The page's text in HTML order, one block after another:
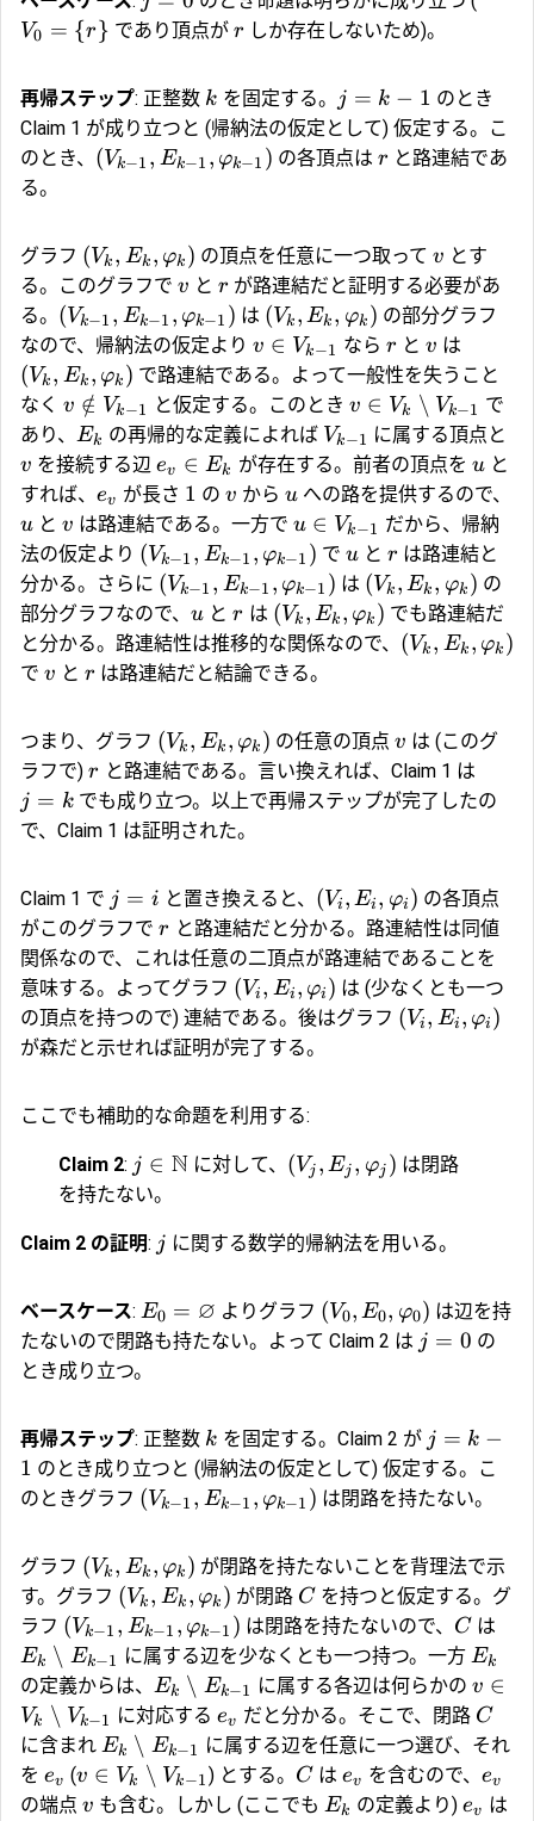
V0 = {r} であり頂点が r しか存在しないため)。
再帰ステップ: 正整数 k を固定する。 j = k − 1 のとき
Claim 1 が成り立つと (帰納法の仮定として) 仮定する。こ
のとき、 (Vk−1 , Ek−1 , φk−1 ) の各頂点は r と路連結であ
る。
グラフ (Vk , Ek , φk ) の頂点を任意に一つ取って v とす
る。このグラフで v と r が路連結だと証明する必要があ
る。 (Vk−1 , Ek−1 , φk−1 ) は (Vk , Ek , φk ) の部分グラフ
なので、帰納法の仮定より v ∈ Vk−1 なら r とv は
(Vk , Ek , φk ) で路連結である。よって一般性を失うこと
なく v ∈
/ Vk−1 と仮定する。このとき v ∈ Vk ∖ Vk−1 で
あり、
Ek の再帰的な定義によれば Vk−1 に属する頂点と
v を接続する辺 ev ∈ Ek が存在する。前者の頂点を uと
すれば、 ev が長さ 1 の v から uへの路を提供するので、
u と v は路連結である。一方で u ∈ Vk−1 だから、帰納
法の仮定より (Vk−1 , Ek−1 , φk−1 ) で uと r は路連結と
分かる。さらに (Vk−1 , Ek−1 , φk−1 ) は (Vk , Ek , φk ) の
部分グラフなので、 u と r は (Vk , Ek , φk ) でも路連結だ
と分かる。路連結性は推移的な関係なので、 (Vk , Ek , φk )
で v と r は路連結だと結論できる。
つまり、グラフ (Vk , Ek , φk ) の任意の頂点 v は (このグ
ラフで) r と路連結である。言い換えれば、Claim 1 は
j = k でも成り立つ。以上で再帰ステップが完了したの
で、Claim 1 は証明された。
Claim 1 で j = i と置き換えると、 (Vi , Ei , φi ) の各頂点
がこのグラフで r と路連結だと分かる。路連結性は同値
関係なので、これは任意の二頂点が路連結であることを
意味する。よってグラフ (Vi , Ei , φi ) は (少なくとも一つ
の頂点を持つので) 連結である。後はグラフ (Vi , Ei , φi )
が森だと示せれば証明が完了する。
ここでも補助的な命題を利用する:
Claim 2: j ∈ Nに対して、 (Vj , Ej , φj ) は閉路
を持たない。
Claim 2 の証明: j に関する数学的帰納法を用いる。
ベースケース: E0 = ∅ よりグラフ (V0, E0, φ0) は辺を持
たないので閉路も持たない。よって Claim 2 は j = 0 の
とき成り立つ。
再帰ステップ: 正整数 k を固定する。Claim 2 が j = k −
1 のとき成り立つと (帰納法の仮定として) 仮定する。こ
のときグラフ (Vk−1 , Ek−1 , φk−1 ) は閉路を持たない。
グラフ (Vk , Ek , φk ) が閉路を持たないことを背理法で示
す。グラフ (Vk , Ek , φk ) が閉路 C を持つと仮定する。グ
ラフ (Vk−1 , Ek−1 , φk−1 ) は閉路を持たないので、 C は
Ek ∖ Ek−1 に属する辺を少なくとも一つ持つ。一方 Ek
の定義からは、 Ek ∖ Ek−1 に属する各辺は何らかの v ∈
Vk ∖ Vk−1 に対応するev だと分かる。そこで、閉路 C
に含まれ Ek ∖ Ek−1 に属する辺を任意に一つ選び、それ
を ev (v ∈ Vk ∖ Vk−1) とする。 C は ev を含むので、 ev
の端点 v も含む。しかし (ここでも Ek の定義より) ev は